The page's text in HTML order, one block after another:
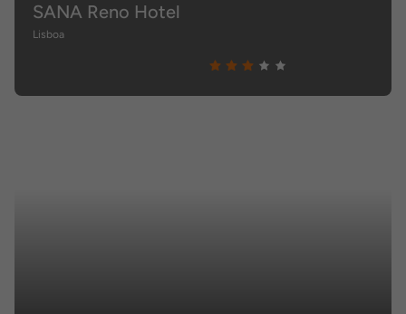
SANA Reno Hotel
Lisboa